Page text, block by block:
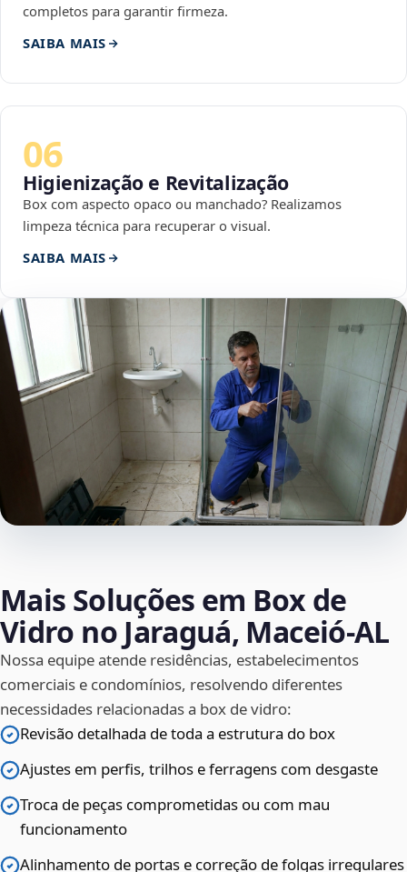
completos para garantir firmeza.
SAIBA MAIS
06
Higienização e Revitalização
Box com aspecto opaco ou manchado? Realizamos
limpeza técnica para recuperar o visual.
SAIBA MAIS
Mais Soluções em Box de
Vidro no Jaraguá, Maceió‑AL
Nossa equipe atende residências, estabelecimentos
comerciais e condomínios, resolvendo diferentes
necessidades relacionadas a box de vidro:
Revisão detalhada de toda a estrutura do box
Ajustes em perfis, trilhos e ferragens com desgaste
Troca de peças comprometidas ou com mau
funcionamento
Alinhamento de portas e correção de folgas irregulares